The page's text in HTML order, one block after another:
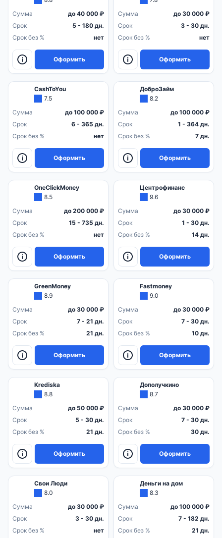
Сумма
до 40 000 ₽
Срок
5 - 180 дн.
Срок без %
нет
Оформить
Сумма
до 30 000 ₽
Срок
3 - 30 дн.
Срок без %
нет
Оформить
CashToYou
7.5
Сумма
до 100 000 ₽
Срок
6 - 365 дн.
Срок без %
нет
Оформить
ДоброЗайм
8.2
Сумма
до 100 000 ₽
Срок
1 - 364 дн.
Срок без %
7 дн.
Оформить
OneClickMoney
8.5
Сумма
до 200 000 ₽
Срок
15 - 735 дн.
Срок без %
нет
Оформить
Центрофинанс
9.6
Сумма
до 30 000 ₽
Срок
1 - 30 дн.
Срок без %
14 дн.
Оформить
GreenMoney
8.9
Сумма
до 30 000 ₽
Срок
7 - 21 дн.
Срок без %
21 дн.
Оформить
Fastmoney
9.0
Сумма
до 30 000 ₽
Срок
7 - 30 дн.
Срок без %
10 дн.
Оформить
Krediska
8.8
Сумма
до 50 000 ₽
Срок
5 - 30 дн.
Срок без %
21 дн.
Оформить
Дополучкино
8.7
Сумма
до 30 000 ₽
Срок
7 - 30 дн.
Срок без %
30 дн.
Оформить
Свои Люди
8.0
Сумма
до 30 000 ₽
Срок
3 - 30 дн.
Срок без %
нет
Деньги на дом
8.3
Сумма
до 100 000 ₽
Срок
7 - 182 дн.
Срок без %
21 дн.